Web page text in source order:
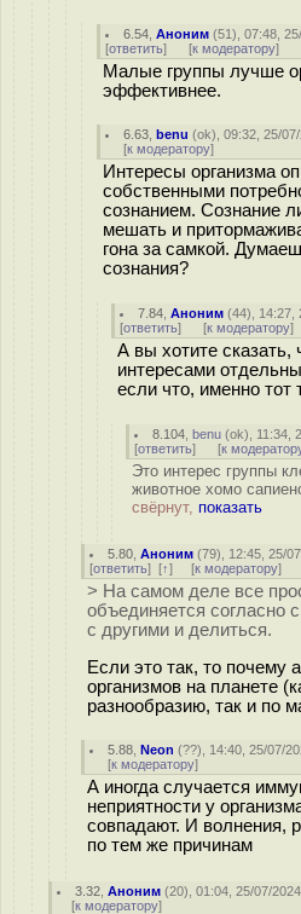
6.54 ,Аноним (51), 07:48,
[ответить] [к модератору]
Малые группы лучше
эффективнее.
6.63 ,benu (ok), 09:32, 25/
[к модератору]
Интересы организма
собственными
сознанием. Сознание
мешать и
гона за самкой.
сознания?
7.84 ,Аноним (44), 14:27,
[ответить] [к модератору]
А вы хотите сказать,
интересами
если что, именно тот
8.104 ,benu (ok), 11:34,
[ответить] [к
Это интерес группы
животное хомо
свёрнут, показать
5.80 ,Аноним (79), 12:45, 25/
[ответить] [↑] [к модератору]
> На самом деле все
объединяется согласно
с другими и делиться.
Если это так, то почему
организмов на планете
разнообразию, так и по
5.88 ,Neon (??), 14:40, 25/07/
[к модератору]
А иногда случается
неприятности у
совпадают. И волнения,
по тем же причинам
3.32 ,Аноним (20), 01:04, 25/07/
[к модератору]